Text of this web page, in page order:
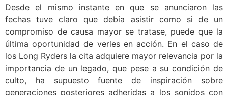
Desde el mismo instante en que se anunciaron las
fechas tuve claro que debía asistir como si de un
compromiso de causa mayor se tratase, puede que la
última oportunidad de verles en acción. En el caso de
los Long Ryders la cita adquiere mayor relevancia por la
importancia de un legado, que pese a su condición de
culto, ha supuesto fuente de inspiración sobre
generaciones posteriores adheridas a los sonidos con